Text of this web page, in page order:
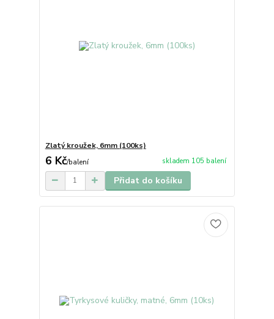
Zlatý kroužek, 6mm (100ks)
6 Kč/balení skladem 105 balení
Přidat do košíku